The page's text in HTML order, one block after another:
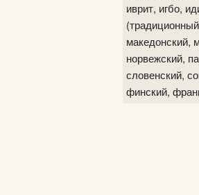
иврит, игбо,
македонский,
норвежский,
словенский,
финский,